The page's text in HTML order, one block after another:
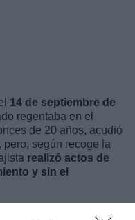
14 de septiembre de
regentaba en el
de 20 años, acudió
según recoge la
realizó actos de
y sin el